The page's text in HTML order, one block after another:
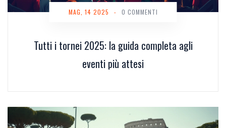
Tutti i tornei 2025: la guida completa agli
eventi più attesi
MAG, 14 2025 - 0 COMMENTI